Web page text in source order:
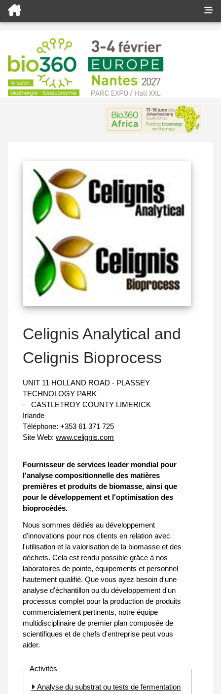
Celignis Analytical and
Celignis Bioprocess
UNIT 11 HOLLAND ROAD - PLASSEY
TECHNOLOGY PARK
-
CASTLETROY COUNTY LIMERICK
Irlande
Téléphone: +353 61 371 725
Site Web: www.celignis.com
Fournisseur de services leader mondial pour
l'analyse compositionnelle des matières
premières et produits de biomasse, ainsi que
pour le développement et l'optimisation des
bioprocédés.
Nous sommes dédiés au développement
d'innovations pour nos clients en relation avec
l'utilisation et la valorisation de la biomasse et des
déchets. Cela est rendu possible grâce à nos
laboratoires de pointe, équipements et personnel
hautement qualifié. Que vous ayez besoin d'une
analyse d'échantillon ou du développement d'un
processus complet pour la production de produits
commercialement pertinents, notre équipe
multidisciplinaire de premier plan composée de
scientifiques et de chefs d'entreprise peut vous
aider.
Activités
Analyse du substrat ou tests de fermentation